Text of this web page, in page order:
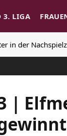
3. LIGA
in der
|